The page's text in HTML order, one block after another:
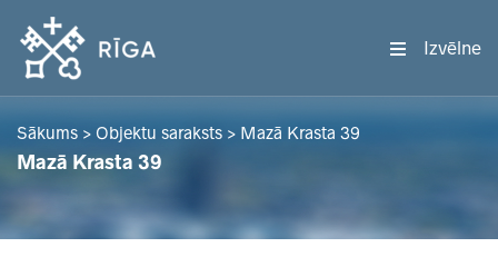
Izvēlne
Sākums > Objektu saraksts > Mazā Krasta 39
Mazā Krasta 39